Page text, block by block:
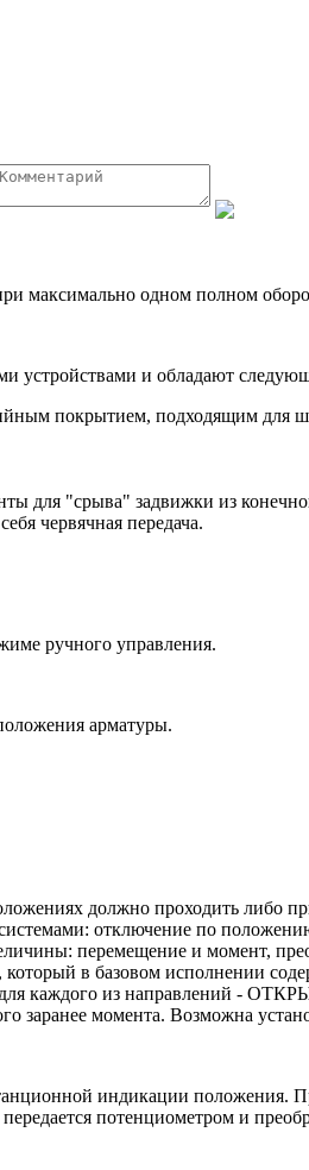
максимально одном полном
устройствами и обладают
покрытием, подходящим для
для "срыва" задвижки из
червячная передача.
ручного управления.
арматуры.
должно проходить либо
отключение по
перемещение и момент,
в базовом исполнении
каждого из направлений -
заранее момента. Возможна
индикации положения.
потенциометром и